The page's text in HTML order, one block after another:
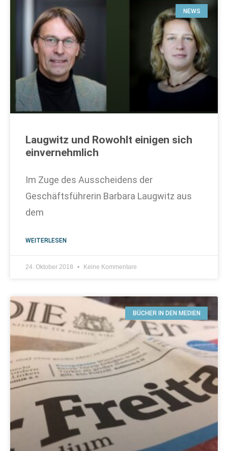
NEWS
Laugwitz und Rowohlt einigen sich
einvernehmlich
Im Zuge des Ausscheidens der
Geschäftsführerin Barbara Laugwitz aus
dem
WEITERLESEN
24. Oktober 2018 Keine Kommentare
BÜCHER IN DEN MEDIEN